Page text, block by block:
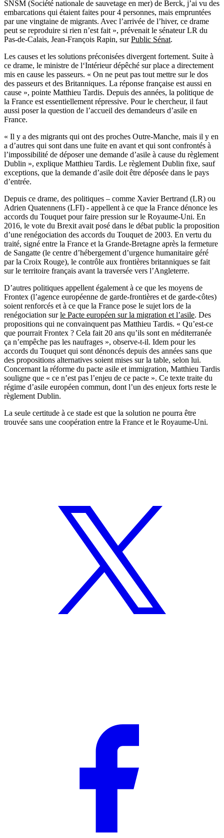
SNSM (Société nationale de sauvetage en mer) de Berck, j’ai vu des
embarcations qui étaient faites pour 4 personnes, mais empruntées
par une vingtaine de migrants. Avec l’arrivée de l’hiver, ce drame
peut se reproduire si rien n’est fait », prévenait le sénateur LR du
Pas-de-Calais, Jean-François Rapin, surPublic Sénat.
Les causes et les solutions préconisées divergent fortement. Suite à
ce drame, le ministre de l‘Intérieur dépêché sur place a directement
mis en cause les passeurs. « On ne peut pas tout mettre sur le dos
des passeurs et des Britanniques. La réponse française est aussi en
cause », pointe Matthieu Tardis. Depuis des années, la politique de
la France est essentiellement répressive. Pour le chercheur, il faut
aussi poser la question de l’accueil des demandeurs d’asile en
France.
« Il y a des migrants qui ont des proches Outre-Manche, mais il y en
a d’autres qui sont dans une fuite en avant et qui sont confrontés à
l’impossibilité de déposer une demande d’asile à cause du règlement
Dublin », explique Matthieu Tardis. Le règlement Dublin fixe, sauf
exceptions, que la demande d’asile doit être déposée dans le pays
d’entrée.
Depuis ce drame, des politiques – comme Xavier Bertrand (LR) ou
Adrien Quatennens (LFI) - appellent à ce que la France dénonce les
accords du Touquet pour faire pression sur le Royaume-Uni. En
2016, le vote du Brexit avait posé dans le débat public la proposition
d’une renégociation des accords du Touquet de 2003. En vertu du
traité, signé entre la France et la Grande-Bretagne après la fermeture
de Sangatte (le centre d’hébergement d’urgence humanitaire géré
par la Croix Rouge), le contrôle aux frontières britanniques se fait
sur le territoire français avant la traversée vers l’Angleterre.
D’autres politiques appellent également à ce que les moyens de
Frontex (l’agence européenne de garde-frontières et de garde-côtes)
soient renforcés et à ce que la France pose le sujet lors de la
renégociation surle Pacte européen sur la migration et l’asile. Des
propositions qui ne convainquent pas Matthieu Tardis. « Qu’est-ce
que pourrait Frontex ? Cela fait 20 ans qu’ils sont en méditerranée
ça n’empêche pas les naufrages », observe-t-il. Idem pour les
accords du Touquet qui sont dénoncés depuis des années sans que
des propositions alternatives soient mises sur la table, selon lui.
Concernant la réforme du pacte asile et immigration, Matthieu Tardis
souligne que « ce n’est pas l’enjeu de ce pacte ». Ce texte traite du
régime d’asile européen commun, dont l’un des enjeux forts reste le
règlement Dublin.
La seule certitude à ce stade est que la solution ne pourra être
trouvée sans une coopération entre la France et le Royaume-Uni.